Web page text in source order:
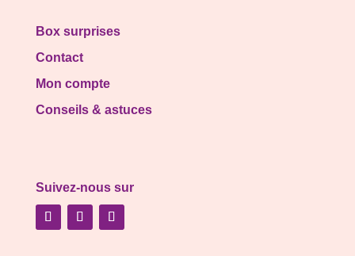
Box surprises
Contact
Mon compte
Conseils & astuces
Suivez-nous sur